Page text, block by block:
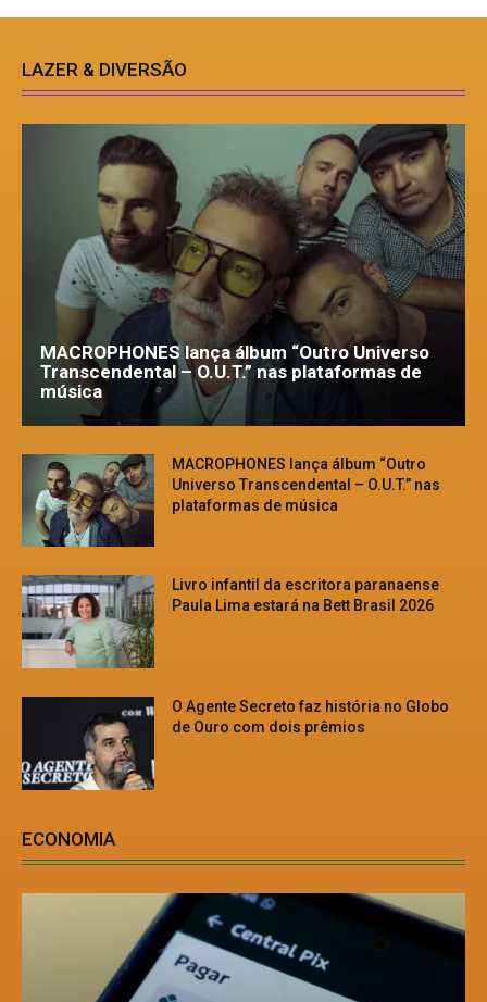
LAZER & DIVERSÃO
MACROPHONES lança álbum “Outro Universo
Transcendental – O.U.T.” nas plataformas de
música
MACROPHONES lança álbum “Outro
Universo Transcendental – O.U.T.” nas
plataformas de música
Livro infantil da escritora paranaense
Paula Lima estará na Bett Brasil 2026
O Agente Secreto faz história no Globo
de Ouro com dois prêmios
ECONOMIA